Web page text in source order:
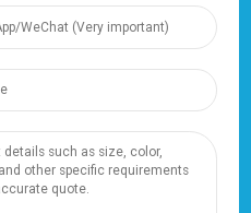
Electric & Cable Co.,
Town, 201802,